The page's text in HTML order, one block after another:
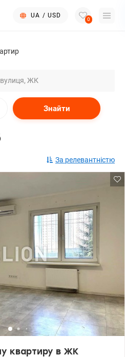
UA / USD
0
Знайти
За релевантністю
квартиру в ЖК